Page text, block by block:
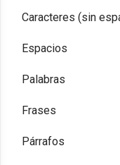
Caracteres (sin
Espacios
Palabras
Frases
Párrafos